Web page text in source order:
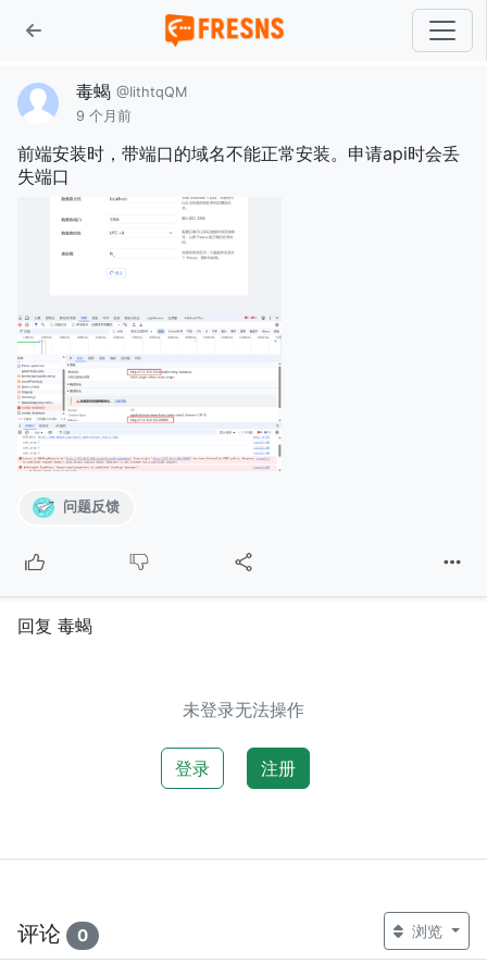
毒蝎 @IithtqQM
9 个月前
前端安装时，带端口的域名不能正常安装。申请api时会丢
失端口
问题反馈
回复 毒蝎
未登录无法操作
登录 注册
评论 0 浏览